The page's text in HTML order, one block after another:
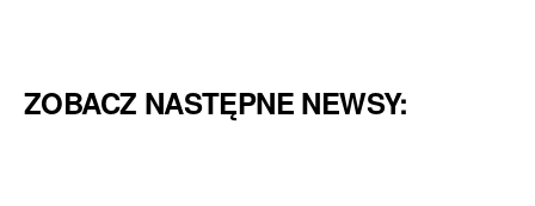
ZOBACZ NASTĘPNE NEWSY: